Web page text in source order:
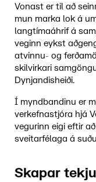
Vonast er til að
mun marka lok á
langtímaáhrif á
veginn eykst
atvinnu- og
skilvirkari
Dynjandisheiði.
Í myndbandinu er
verkefnastjóra hjá
vegurinn eigi eftir
sveitarfélaga á
Skapar